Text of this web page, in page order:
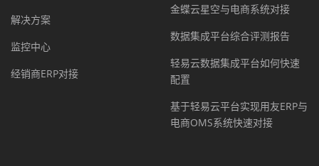
解决方案
监控中心
经销商ERP对接
金蝶云星空与电商系统对接
数据集成平台综合评测报告
轻易云数据集成平台如何快速
配置
基于轻易云平台实现用友ERP与
电商OMS系统快速对接